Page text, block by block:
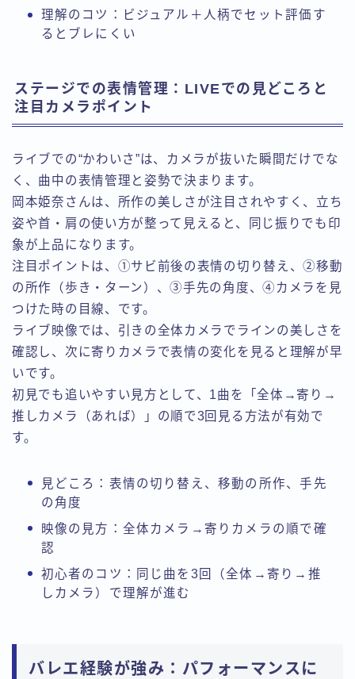
理解のコツ：ビジュアル＋人柄でセット評価す
るとブレにくい
ステージでの表情管理：LIVEでの見どころと
注目カメラポイント
ライブでの“かわいさ”は、カメラが抜いた瞬間だけでな
く、曲中の表情管理と姿勢で決まります。
岡本姫奈さんは、所作の美しさが注目されやすく、立ち
姿や首・肩の使い方が整って見えると、同じ振りでも印
象が上品になります。
注目ポイントは、①サビ前後の表情の切り替え、②移動
の所作（歩き・ターン）、③手先の角度、④カメラを見
つけた時の目線、です。
ライブ映像では、引きの全体カメラでラインの美しさを
確認し、次に寄りカメラで表情の変化を見ると理解が早
いです。
初見でも追いやすい見方として、1曲を「全体→寄り→
推しカメラ（あれば）」の順で3回見る方法が有効で
す。
見どころ：表情の切り替え、移動の所作、手先
の角度
映像の見方：全体カメラ→寄りカメラの順で確
認
初心者のコツ：同じ曲を3回（全体→寄り→推
しカメラ）で理解が進む
バレエ経験が強み：パフォーマンスに